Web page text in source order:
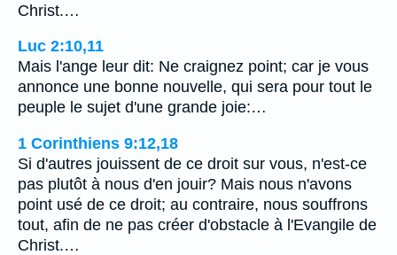
Christ.…
Luc 2:10,11
Mais l'ange leur dit: Ne craignez point; car je vous
annonce une bonne nouvelle, qui sera pour tout le
peuple le sujet d'une grande joie:…
1 Corinthiens 9:12,18
Si d'autres jouissent de ce droit sur vous, n'est-ce
pas plutôt à nous d'en jouir? Mais nous n'avons
point usé de ce droit; au contraire, nous souffrons
tout, afin de ne pas créer d'obstacle à l'Evangile de
Christ.…